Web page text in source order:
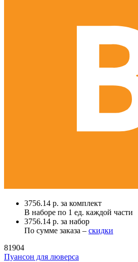
3756.14 р. за комплект
В наборе по 1 ед. каждой части
3756.14 р. за набор
По сумме заказа – скидки
81904
Пуансон для люверса